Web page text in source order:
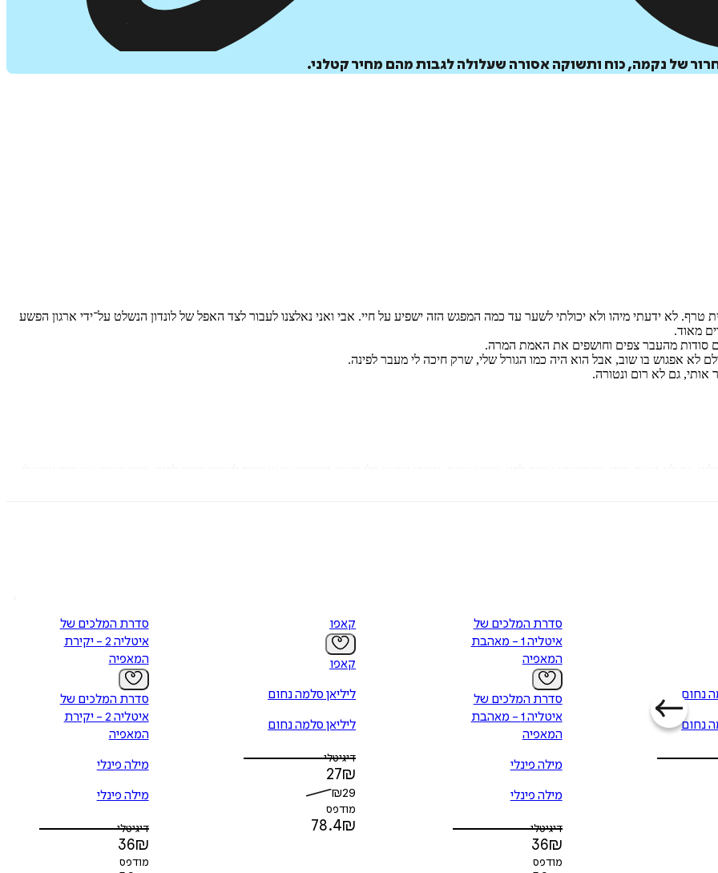
של נקמה, כוח ותשוקה אסורה שעלולה לגבות מהם מחיר קטלני.
טרף. לא ידעתי מיהו ולא יכולתי לשער עד כמה המפגש הזה ישפיע על חיי. אבי ואני נאלצנו לעבור לצד האפל של לונדון הנשלט על־ידי ארגון הפשע
סודות מהעבר צפים וחושפים את האמת המרה.
לא אפגוש בו שוב, אבל הוא היה כמו הגורל שלי, שרק חיכה לי מעבר לפינה.
גם לא רום ונטורה.
לא דומה לאף אישה שהכרתי בעבר. האומץ והנחישות שלה מצליחים לבלבל ולערער אותי.
על כוח, על כסף, על אהבה ועל עקרונות, עד לסוף המפתיע.
נחום
נחום
סדרת המלכים של
איטליה 1 - מאהבת
המאפיה
סדרת המלכים של
איטליה 1 - מאהבת
המאפיה
מילה פינלי
מילה פינלי
דיגיטלי
36₪
מודפס
קאפו
קאפו
ליליאן סלמה נחום
ליליאן סלמה נחום
דיגיטלי
27₪
₪29
מודפס
78.4₪
סדרת המלכים של
איטליה 2 - יקירת
המאפיה
סדרת המלכים של
איטליה 2 - יקירת
המאפיה
מילה פינלי
מילה פינלי
דיגיטלי
36₪
מודפס